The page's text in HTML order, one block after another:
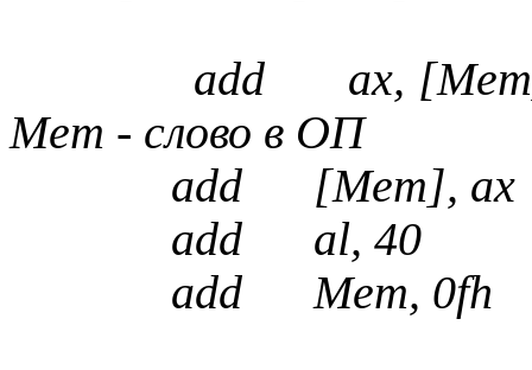
add ax,
Mem - слово в ОП
add [Mem], ax
add al, 40 ;
add Mem, 0fh